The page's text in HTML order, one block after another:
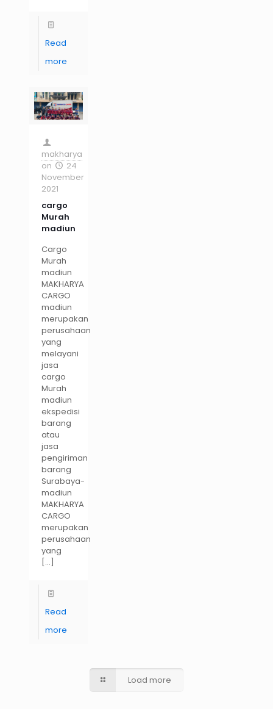
Read
more
makharya
on
24
November
2021
cargo
Murah
madiun
Cargo
Murah
madiun
MAKHARYA
CARGO
madiun
merupakan
perusahaan
yang
melayani
jasa
cargo
Murah
madiun
ekspedisi
barang
atau
jasa
pengiriman
barang
Surabaya-
madiun
MAKHARYA
CARGO
merupakan
perusahaan
yang
[…]
Read
more
Load more